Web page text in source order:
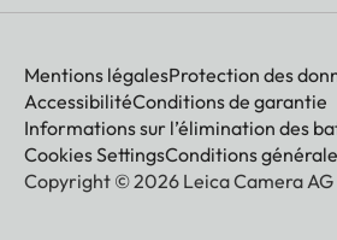
Mentions légalesProtection des
AccessibilitéConditions de garantie
Informations sur l’élimination des
Cookies SettingsConditions
Copyright © 2026 Leica Camera AG